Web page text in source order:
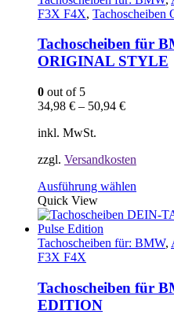
auf.
können
auf
F3X F4X,
Tachoscheiben für
ORIGINAL STYLE
0 out of 5
34,98 € – 50,94 €
inkl. MwSt.
zzgl. Versandkosten
Ausführung wählen
weist
können
Quick View
Tachoscheiben für: BMW,
F3X F4X
Tachoscheiben für
EDITION